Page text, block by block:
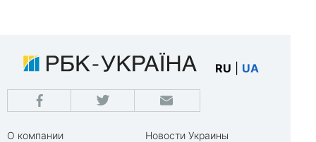
RU UA
О компании
Новости Украины